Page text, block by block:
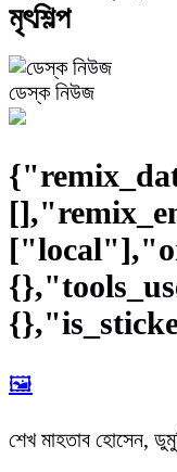
মৃৎশিল্প
ডেস্ক নিউজ
🖼️
শেখ মাহতাব হোসেন,